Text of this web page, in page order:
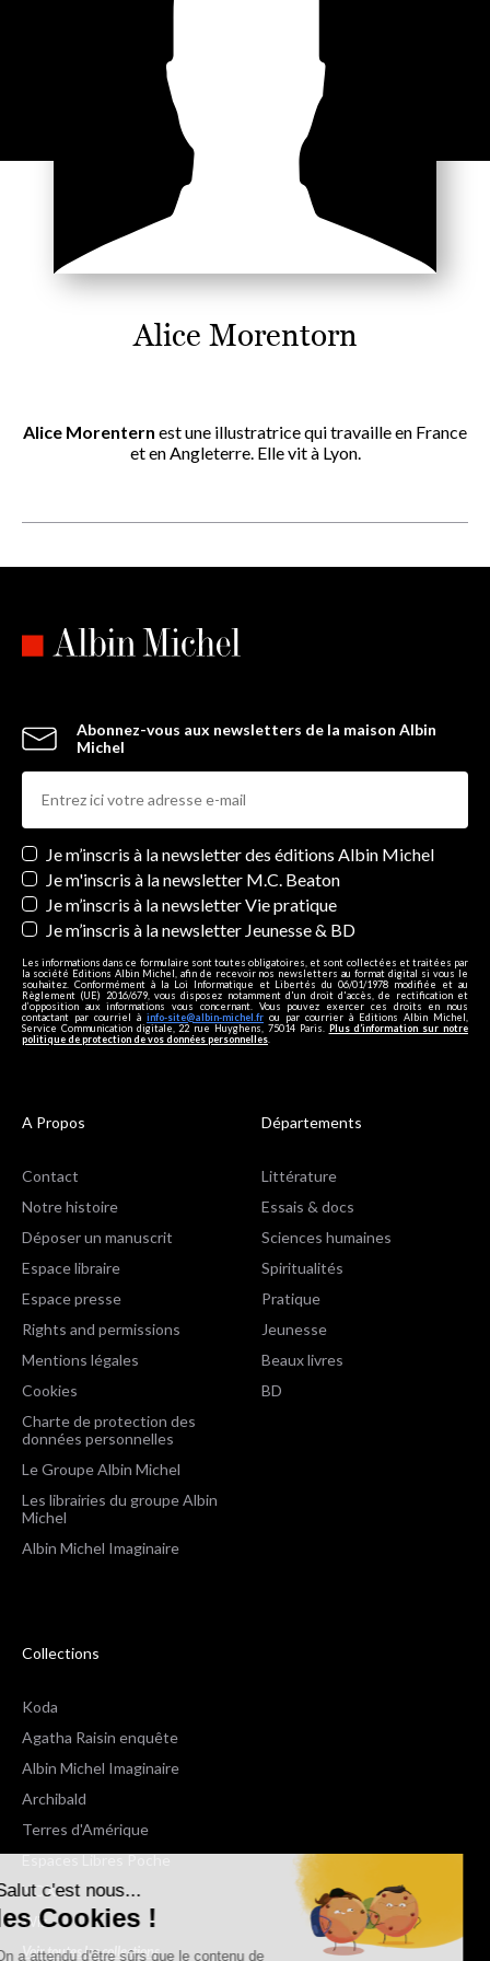
Salut c'est nous...
les Cookies !
On a attendu d'être sûrs que le contenu de
Alice Morentorn
Alice Morentern est une illustratrice qui travaille en France
et en Angleterre. Elle vit à Lyon.
Abonnez-vous aux newsletters de la maison Albin
Michel
Newsletters
Je m’inscris à la newsletter des éditions Albin Michel
Je m'inscris à la newsletter M.C. Beaton
Je m’inscris à la newsletter Vie pratique
Je m’inscris à la newsletter Jeunesse & BD
Les informations dans ce formulaire sont toutes obligatoires, et sont collectées et traitées par
la société Editions Albin Michel, afin de recevoir nos newsletters au format digital si vous le
souhaitez. Conformément à la Loi Informatique et Libertés du 06/01/1978 modifiée et au
Règlement (UE) 2016/679, vous disposez notamment d'un droit d'accès, de rectification et
d’opposition aux informations vous concernant. Vous pouvez exercer ces droits en nous
contactant par courriel à info-site@albin-michel.fr ou par courrier à Editions Albin Michel,
Service Communication digitale, 22 rue Huyghens, 75014 Paris. Plus d’information sur notre
politique de protection de vos données personnelles
A Propos
Contact
Notre histoire
Déposer un manuscrit
Espace libraire
Espace presse
Rights and permissions
Mentions légales
Cookies
Charte de protection des
données personnelles
Le Groupe Albin Michel
Les librairies du groupe Albin
Michel
Albin Michel Imaginaire
Départements
Littérature
Essais & docs
Sciences humaines
Spiritualités
Pratique
Jeunesse
Beaux livres
BD
Collections
Koda
Agatha Raisin enquête
Albin Michel Imaginaire
Archibald
Terres d'Amérique
Espaces Libres Poche
NOX
Wiz
Voir toutes les collections